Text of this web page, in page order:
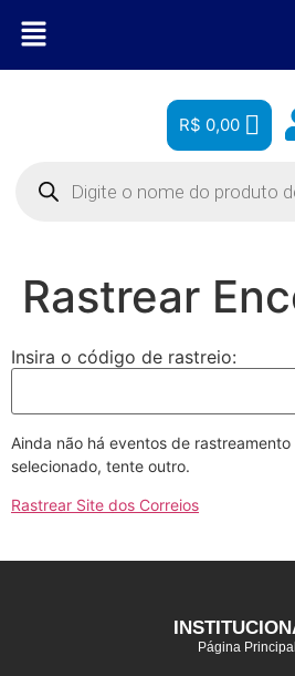
R$ 0,00
Rastrear
Insira o código de rastreio:
Ainda não há eventos de
selecionado, tente outro.
Rastrear Site dos Correios
Página Principal